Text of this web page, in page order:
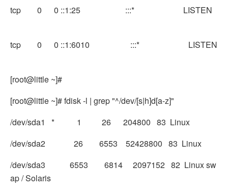
tcp 0 0 ::1:25 :::* LISTEN
tcp 0 0 ::1:6010 :::* LISTEN
[root@little ~]#
[root@little ~]# fdisk -l | grep "^/dev/[s|h]d[a-z]"
/dev/sda1 * 1 26 204800 83 Linux
/dev/sda2 26 6553 52428800 83 Linux
/dev/sda3 6553 6814 2097152 82 Linux sw
ap / Solaris